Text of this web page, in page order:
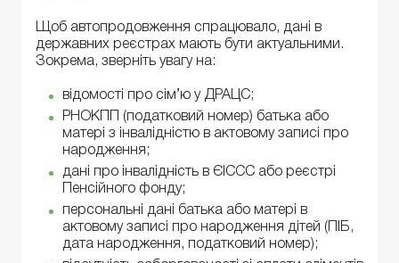
Щоб автопродовження спрацювало, дані в
державних реєстрах мають бути актуальними.
Зокрема, зверніть увагу на:
відомості про сім’ю у ДРАЦС;
РНОКПП (податковий номер) батька або
матері з інвалідністю в актовому записі про
народження;
дані про інвалідність в ЄІССС або реєстрі
Пенсійного фонду;
персональні дані батька або матері в
актовому записі про народження дітей (ПІБ,
дата народження, податковий номер);